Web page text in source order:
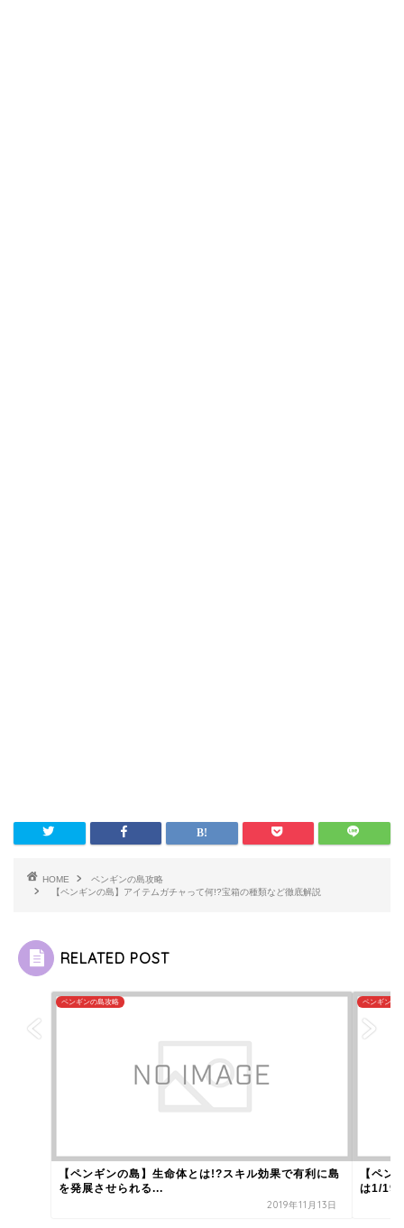
HOME
ペンギンの島攻略
【ペンギンの島】アイテムガチャって何!?宝箱の種類など徹底解説
RELATED POST
ペンギンの島攻略
【ペンギンの島】生命体とは!?スキル効果で有利に島
を発展させられる...
2019年11月13日
ペンギンの
【ペン
は1/19